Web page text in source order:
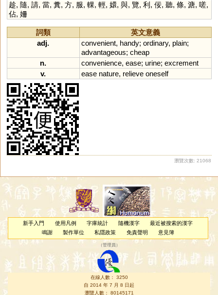
趁, 隨, 請, 當, 糞, 方, 服, 輠, 輕, 嬛, 與, 覽, 利 , 佞, 聽, 條, 溏, 嗟,
佔, 姍
詞類
英文意義
adj.
convenient, handy; ordinary, plain;
advantageous; cheap
n.
convenience, ease; urine; excrement
v.
ease nature, relieve oneself
瀏覽次數: 21068
新手入門 使用凡例 字庫統計 隨機漢字
最近被搜索的漢字
鳴謝
製作單位 私隱政策 免責聲明 意見簿
（管理員 ）
在線人數： 3250
自 2014 年 7 月 8 日起
瀏覽人數： 80145171